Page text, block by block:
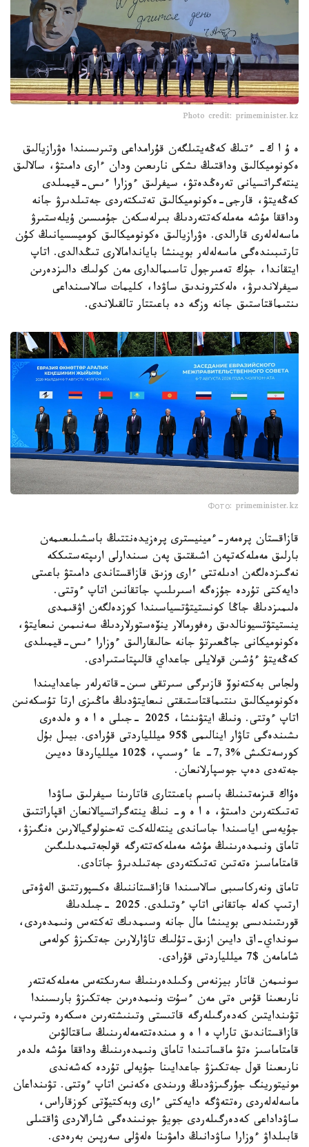
Photo credit: primeminister.kz
ە ۇ ا ك- ءتىڭ كەڭەيتىلگەن قۇرامداعى وتىرىسىندا ەۋرازيالىق
ەكونوميكالىق وداقتىڭ ىشكى نارىعىن ودان ءارى دامىتۋ، سالالىق
ينتەگراتسيانى تەرەڭدەتۋ، سيفرلىق ءوزارا ءىس-قيمىلدى
كەڭەيتۋ، قارجى-ەكونوميكالىق تەتىكتەردى جەتىلدىرۋ جانە
وداققا مۇشە مەملەكەتتەردىڭ بىرلەسكەن جۇمىسىن ۇيلەستىرۋ
ماسەلەلەرى قارالدى. ەۋرازيالىق ەكونوميكالىق كوميسسيانىڭ كۇن
تارتىبىندەگى ماسەلەلەر بويىنشا باياندامالارى تىڭدالدى. اتاپ
ايتقاندا، جۇك تەمىرجول تاسىمالدارى مەن كولىك دالىزدەرىن
سيفرلاندىرۋ، ەلەكتروندىق ساۋدا، كليمات سالاسىنداعى
ىنتىماقتاستىق جانە وزگە دە باعىتتار تالقىلاندى.
Фото: primeminister.kz
قازاقستان پرەمەر-ءمينيسترى پرەزيدەنتتىڭ باسشىلىعىمەن
بارلىق مەملەكەتپەن اشىقتىق پەن سىندارلى ارىپتەستىككە
نەگىزدەلگەن ادىلەتتى ءارى وزىق قازاقستاندى دامىتۋ باعىتى
دايەكتى تۇردە جۇزەگە اسىرىلىپ جاتقانىن اتاپ ءوتتى.
ەلىمىزدىڭ جاڭا كونستيتۋتسياسىندا كوزدەلگەن اۋقىمدى
ينستيتۋتسيونالدىق رەفورمالار ينۆەستورلاردىڭ سەنىمىن نىعايتۋ،
ەكونوميكانى جاڭعىرتۋ جانە حالىقارالىق ءوزارا ءىس-قيمىلدى
كەڭەيتۋ ءۇشىن قولايلى جاعداي قالىپتاستىرادى.
ولجاس بەكتەنوۆ قازىرگى سىرتقى سىن-قاتەرلەر جاعدايىندا
ەكونوميكالىق ىنتىماقتاستىقتى نىعايتۋدىڭ ماڭىزى ارتا تۇسكەنىن
اتاپ ءوتتى. ونىڭ ايتۋىنشا، 2025 -جىلى ە ا ە و ەلدەرى
ىشىندەگى تاۋار اينالىمى $95 ميللياردتى قۇرادى. بيىل بۇل
كورسەتكىش %7,3- عا ءوسىپ، $102 ميللياردقا دەيىن
جەتەدى دەپ جوسپارلانعان.
ەۇاك قىزمەتىنىڭ باسىم باعىتتارى قاتارىنا سيفرلىق ساۋدا
تەتىكتەرىن دامىتۋ، ە ا ە و- نىڭ ينتەگراتسيالانعان اقپاراتتىق
جۇيەسى اياسىندا جاساندى ينتەللەكت تەحنولوگيالارىن ەنگىزۋ،
تاماق ونىمدەرىنىڭ مۇشە مەملەكەتتەرگە قولجەتىمدىلىگىن
قامتاماسىز ەتەتىن تەتىكتەردى جەتىلدىرۋ جاتادى.
تاماق ونەركاسىبى سالاسىندا قازاقستاننىڭ ەكسپورتتىق الەۋەتى
ارتىپ كەلە جاتقانى اتاپ ءوتىلدى. 2025 -جىلدىڭ
قورىتىندىسى بويىنشا مال جانە وسىمدىك تەكتەس ونىمدەردى،
سونداي-اق دايىن ازىق-تۇلىك تاۋارلارىن جەتكىزۋ كولەمى
شامامەن $7 ميللياردتى قۇرادى.
سونىمەن قاتار بيزنەس وكىلدەرىنىڭ سەرىكتەس مەملەكەتتەر
نارىعىنا قۇس ەتى مەن ءسۇت ونىمدەرىن جەتكىزۋ بارىسىندا
تۋىندايتىن كەدەرگىلەرگە قاتىستى وتىنىشتەرىن ەسكەرە وتىرىپ،
قازاقستاندىق تاراپ ە ا ە و مىندەتتەمەلەرىنىڭ ساقتالۋىن
قامتاماسىز ەتۋ ماقساتىندا تاماق ونىمدەرىنىڭ وداققا مۇشە ەلدەر
نارىعىنا قول جەتكىزۋ جاعدايىنا جۇيەلى تۇردە كەشەندى
مونيتورينگ جۇرگىزۋدىڭ ورىندى ەكەنىن اتاپ ءوتتى. تۋىنداعان
ماسەلەلەردى رەتتەۋگە دايەكتى ءارى وبەكتيۆتى كوزقاراس،
ساۋداداعى كەدەرگىلەردى جويۋ جونىندەگى شارالاردى ۋاقتىلى
قابىلداۋ ءوزارا ساۋدانىڭ دامۋىنا ەلەۋلى سەرپىن بەرەدى.